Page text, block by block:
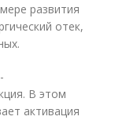
развития
отек,
В этом
активация